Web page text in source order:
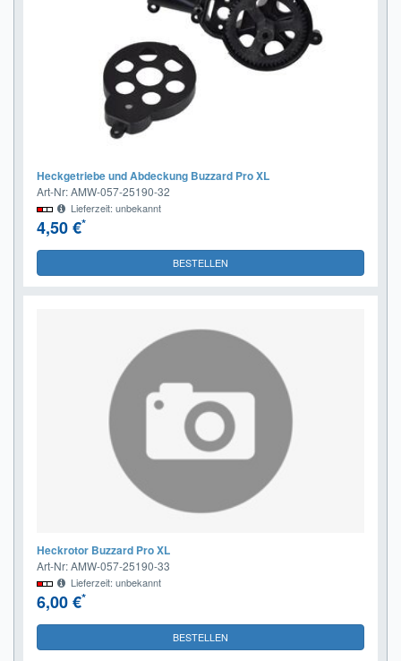
Heckgetriebe und Abdeckung Buzzard Pro XL
Art-Nr: AMW-057-25190-32
Lieferzeit: unbekannt
4,50 €*
BESTELLEN
Heckrotor Buzzard Pro XL
Art-Nr: AMW-057-25190-33
Lieferzeit: unbekannt
6,00 €*
BESTELLEN